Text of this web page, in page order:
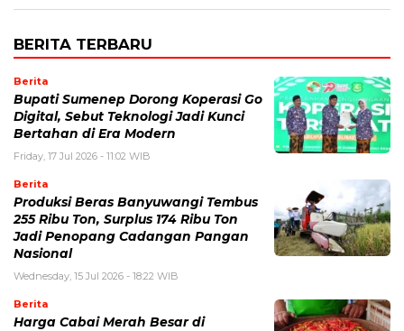
BERITA TERBARU
Berita
Bupati Sumenep Dorong Koperasi Go
Digital, Sebut Teknologi Jadi Kunci
Bertahan di Era Modern
Friday, 17 Jul 2026 - 11:02 WIB
Berita
Produksi Beras Banyuwangi Tembus
255 Ribu Ton, Surplus 174 Ribu Ton
Jadi Penopang Cadangan Pangan
Nasional
Wednesday, 15 Jul 2026 - 18:22 WIB
Berita
Harga Cabai Merah Besar di